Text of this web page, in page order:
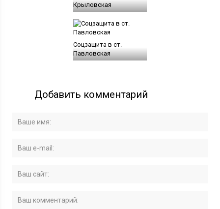
Крыловская
Соцзащита в ст.
Павловская
Добавить комментарий